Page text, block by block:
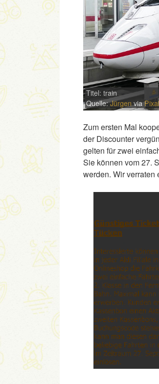
Titel: train
Quelle:Jürgenvia
Zum ersten Mal
der Discounter
gelten für zwei
Sie können vom 27.
werden. Wir verraten